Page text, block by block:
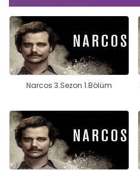
Narcos 3.Sezon 1.Bölüm